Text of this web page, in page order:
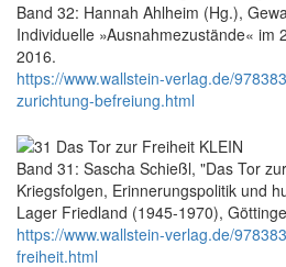
Band 32: Hannah Ahlheim (Hg.),
Individuelle »Ausnahmezustände« im
2016.
https://www.wallstein-verlag.de/
zurichtung-befreiung.html
Band 31: Sascha Schießl, "Das Tor
Kriegsfolgen, Erinnerungspolitik und
Lager Friedland (1945-1970),
https://www.wallstein-verlag.de/
freiheit.html